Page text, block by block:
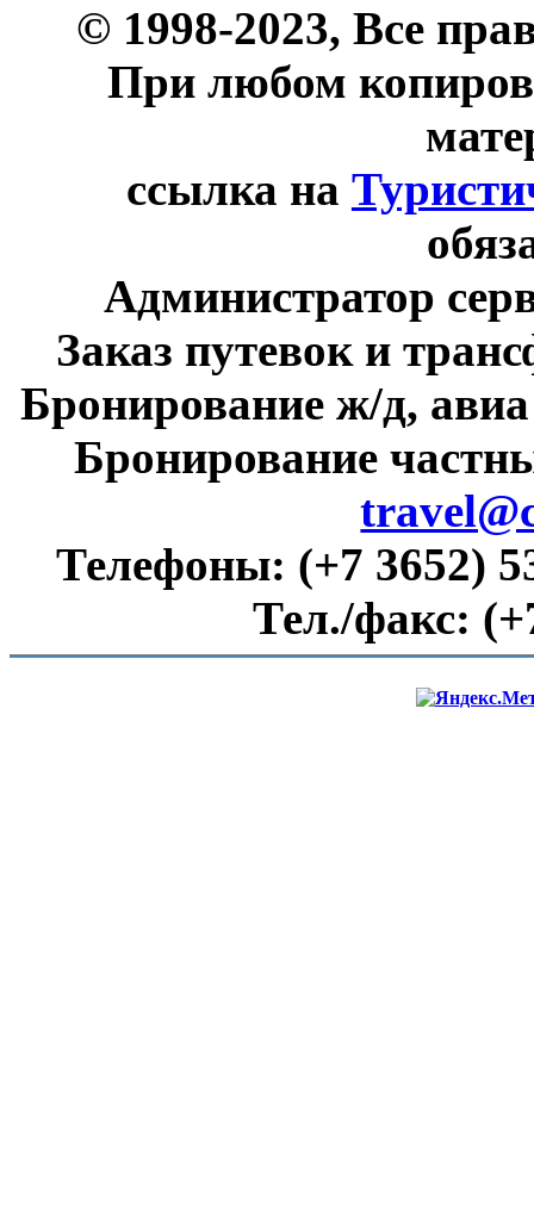
© 1998-2023, Все
При любом
ссылка на
Администратор
Заказ путевок и
Бронирование ж/д,
Бронирование
Телефоны: (+7 3652)
Тел./факс: